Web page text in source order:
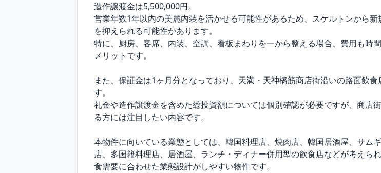
造作譲渡金は5,500,000円。
営業年数1年以内の美麗内装を活かせる可能性があるため、スケルトンから
を抑えられる可能性があります。
特に、厨房、客席、内装、空調、看板まわりを一から整える場合、費用も時
メリットです。
また、保証金は1ヶ月分となっており、天満・天神橋筋商店街沿いの路面飲
す。
礼金や造作譲渡金を含めた総投資額については個別確認が必要ですが、商店
る方には注目したい内容です。
本物件に向いている業態としては、韓国料理店、焼肉店、韓国居酒屋、サム
店、多国籍料理店、居酒屋、ランチ・ディナー併用型の飲食店などが考えら
食需要に合わせた業態設計がしやすい物件です。